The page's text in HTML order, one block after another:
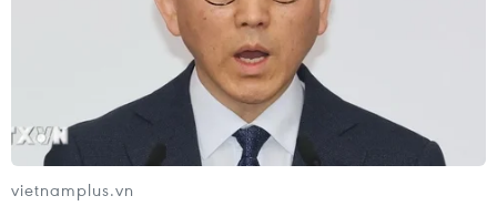
Chủ động nguồn điện phục vụ Hội
nghị cấp cao APEC 2027
06/08/2026 04:31
vietnamplus.vn